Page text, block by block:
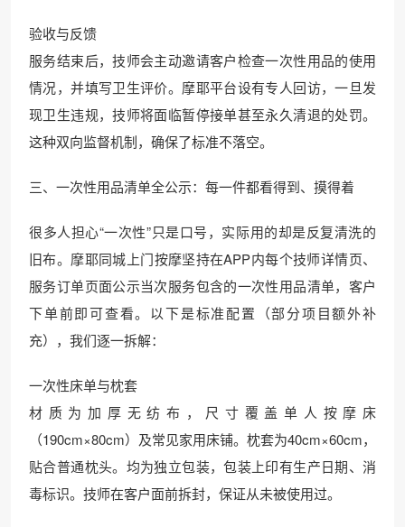
验收与反馈
服务结束后，技师会主动邀请客户检查一次性用品的使用
情况，并填写卫生评价。摩耶平台设有专人回访，一旦发
现卫生违规，技师将面临暂停接单甚至永久清退的处罚。
这种双向监督机制，确保了标准不落空。
三、一次性用品清单全公示：每一件都看得到、摸得着
很多人担心“一次性”只是口号，实际用的却是反复清洗的
旧布。摩耶同城上门按摩坚持在APP内每个技师详情页、
服务订单页面公示当次服务包含的一次性用品清单，客户
下单前即可查看。以下是标准配置（部分项目额外补
充），我们逐一拆解：
一次性床单与枕套
材质为加厚无纺布，尺寸覆盖单人按摩床
（190cm×80cm）及常见家用床铺。枕套为40cm×60cm，
贴合普通枕头。均为独立包装，包装上印有生产日期、消
毒标识。技师在客户面前拆封，保证从未被使用过。